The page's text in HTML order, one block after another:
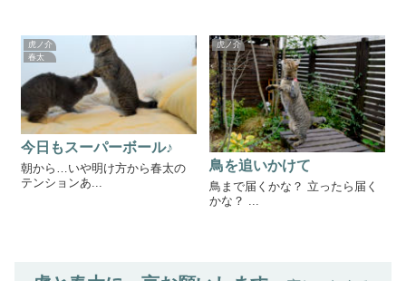
虎ノ介
春太
今日もスーパーボール♪
朝から…いや明け方から春太の
テンションあ...
虎ノ介
鳥を追いかけて
鳥まで届くかな？ 立ったら届く
かな？ ...